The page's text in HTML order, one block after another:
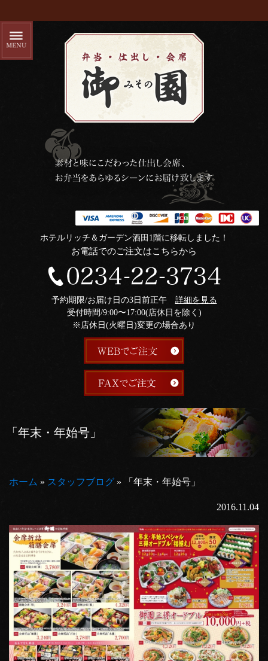
ホテルリッチ＆ガーデン酒田1階に移転しました！
お電話でのご注文はこちらから
予約期限/お届け日の3日前正午 詳細を見る
受付時間/9:00〜17:00(店休日を除く)
※店休日(火曜日)変更の場合あり
「年末・年始号」
ホーム » スタッフブログ » 「年末・年始号」
2016.11.04